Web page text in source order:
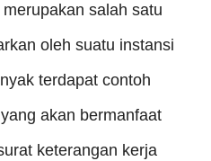
salah satu
oleh suatu instansi
terdapat contoh
akan bermanfaat
keterangan kerja